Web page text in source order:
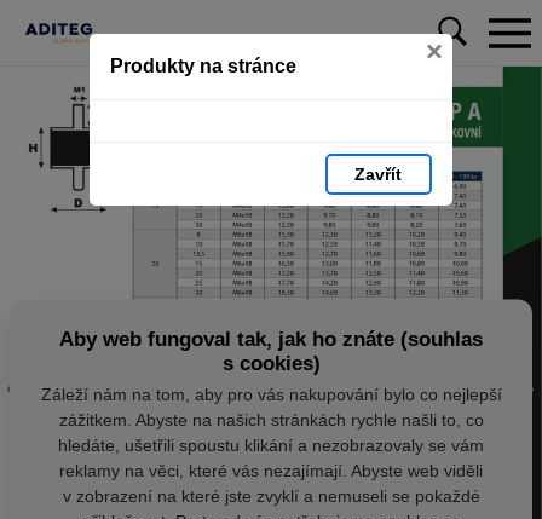
Produkty na stránce ×
Zavřít
Aby web fungoval tak, jak ho znáte (souhlas
s cookies)
Záleží nám na tom, aby pro vás nakupování bylo co nejlepší
zážitkem. Abyste na našich stránkách rychle našli to, co
hledáte, ušetřili spoustu klikání a nezobrazovaly se vám
reklamy na věci, které vás nezajímají. Abyste web viděli
v zobrazení na které jste zvyklí a nemuseli se pokaždé